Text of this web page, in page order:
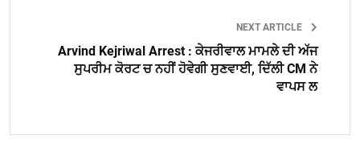
NEXT ARTICLE
Arvind Kejriwal Arrest : ਕੇਜਰੀਵਾਲ ਮਾਮਲੇ ਦੀ ਅੱਜ
ਸੁਪਰੀਮ ਕੋਰਟ ਚ ਨਹੀਂ ਹੋਵੇਗੀ ਸੁਣਵਾਈ, ਦਿੱਲੀ CM ਨੇ
ਵਾਪਸ ਲ